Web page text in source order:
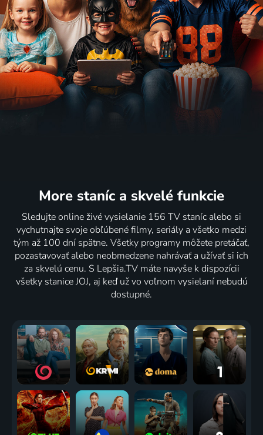
More staníc a skvelé funkcie
Sledujte online živé vysielanie 156 TV staníc alebo si
vychutnajte svoje obľúbené filmy, seriály a všetko medzi
tým až 100 dní spätne. Všetky programy môžete pretáčať,
pozastavovať alebo neobmedzene nahrávať a užívať si ich
za skvelú cenu. S Lepšia.TV máte navyše k dispozícii
všetky stanice JOJ, aj keď už vo voľnom vysielaní nebudú
dostupné.